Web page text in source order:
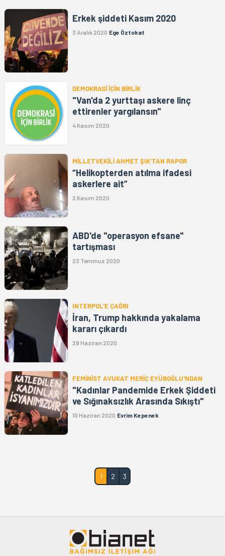
Erkek şiddeti Kasım 2020
3 Aralık 2020 Ege Öztokat
DEMOKRASİ İÇİN BİRLİK
"Van'da 2 yurttaşı askere linç
ettirenler yargılansın"
4 Kasım 2020
MİLLETVEKİLİ AHMET ŞIK’TAN RAPOR
“Helikopterden atılma ifadesi
askerlere ait”
2 Kasım 2020
ABD'de "operasyon efsane"
tartışması
23 Temmuz 2020
INTERPOL'E ÇAĞRI
İran, Trump hakkında yakalama
kararı çıkardı
29 Haziran 2020
FEMİNİST AVUKAT MERİÇ EYÜBOĞLU'NDAN
"Kadınlar Pandemide Erkek Şiddeti
ve Sığınaksızlık Arasında Sıkıştı"
10 Haziran 2020 Evrim Kepenek
1 2 3